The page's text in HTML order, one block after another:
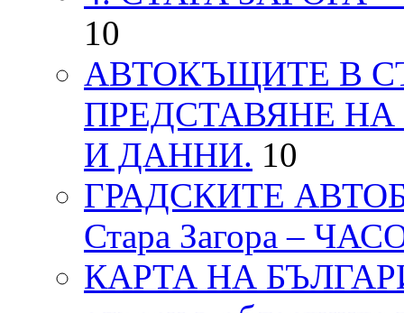
10
АВТОКЪЩИТЕ В
ПРЕДСТАВЯНЕ
И ДАННИ. 10
ГРАДСКИТЕ
Стара Загора –
КАРТА НА